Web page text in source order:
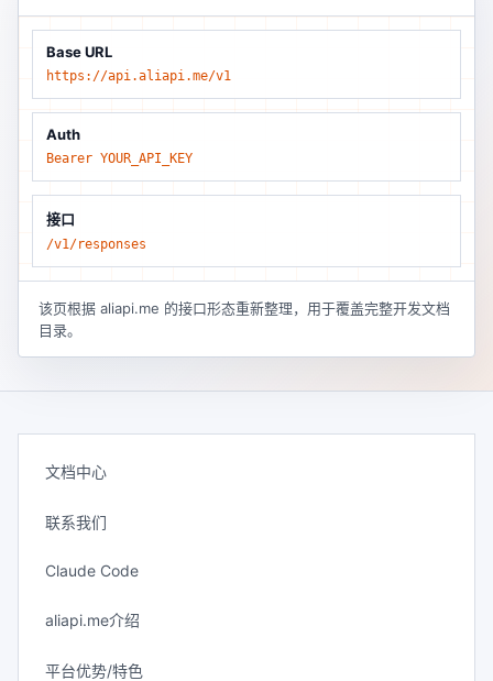
Base URL
https://api.aliapi.me/v1
Auth
Bearer YOUR_API_KEY
接口
/v1/responses
该页根据 aliapi.me 的接口形态重新整理，用于覆盖完整开发文档
目录。
文档中心
联系我们
Claude Code
aliapi.me介绍
平台优势/特色